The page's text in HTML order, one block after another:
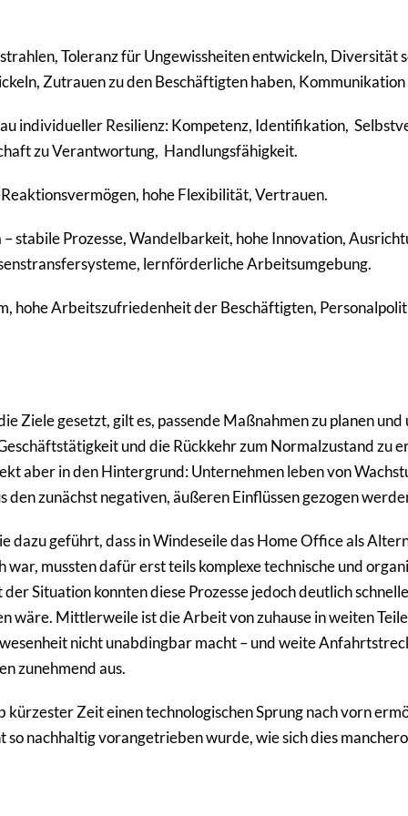
Toleranz für Ungewissheiten entwickeln, Diversität
Zutrauen zu den Beschäftigten haben,
individueller Resilienz: Kompetenz, Identifikation,
zu Verantwortung, Handlungsfähigkeit.
hohe Flexibilität, Vertrauen.
– stabile Prozesse, Wandelbarkeit, hohe Innovation,
lernförderliche Arbeitsumgebung.
hohe Arbeitszufriedenheit der Beschäftigten,
Ziele gesetzt, gilt es, passende Maßnahmen zu planen
und die Rückkehr zum Normalzustand zu
aber in den Hintergrund: Unternehmen leben von
zunächst negativen, äußeren Einflüssen gezogen
dazu geführt, dass in Windeseile das Home Office als
mussten dafür erst teils komplexe technische und
Situation konnten diese Prozesse jedoch deutlich
wäre. Mittlerweile ist die Arbeit von zuhause in weiten
nicht unabdingbar macht – und weite
zunehmend aus.
Zeit einen technologischen Sprung nach vorn
nachhaltig vorangetrieben wurde, wie sich dies